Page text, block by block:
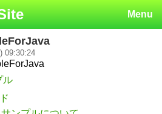
Menu
09:30:24
ル